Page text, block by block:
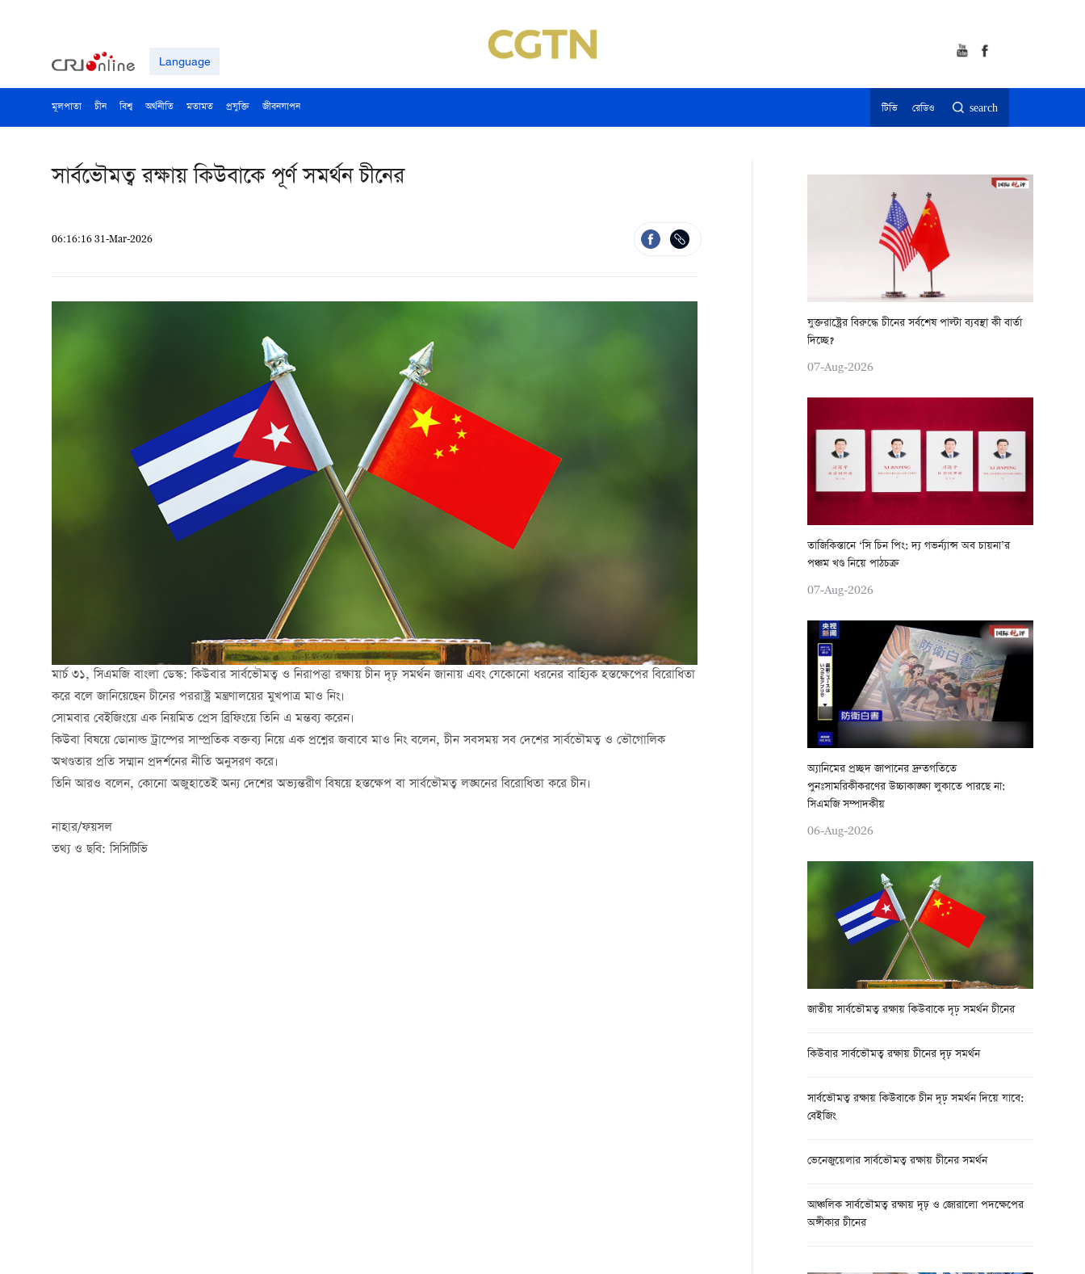
Language
মূলপাতা চীন বিশ্ব অর্থনীতি মতামত প্রযুক্তি জীবনযাপন টিভি রেডিও search
সার্বভৌমত্ব রক্ষায় কিউবাকে পূর্ণ সমর্থন চীনের
06:16:16 31-Mar-2026
মার্চ ৩১, সিএমজি বাংলা ডেস্ক: কিউবার সার্বভৌমত্ব ও নিরাপত্তা রক্ষায় চীন দৃঢ় সমর্থন জানায় এবং যেকোনো ধরনের বাহ্যিক হস্তক্ষেপের বিরোধিতা
করে বলে জানিয়েছেন চীনের পররাষ্ট্র মন্ত্রণালয়ের মুখপাত্রমাও নিং।
সোমবার বেইজিংয়ে এক নিয়মিত প্রেস ব্রিফিংয়ে তিনি এ মন্তব্য করেন।
কিউবা বিষয়েডোনাল্ড ট্রাম্পের সাম্প্রতিক বক্তব্য নিয়ে এক প্রশ্নের জবাবে মাও নিং বলেন, চীন সবসময় সব দেশের সার্বভৌমত্ব ও ভৌগোলিক
অখণ্ডতার প্রতি সম্মান প্রদর্শনের নীতি অনুসরণ করে।
তিনি আরও বলেন, কোনো অজুহাতেই অন্য দেশের অভ্যন্তরীণ বিষয়ে হস্তক্ষেপ বা সার্বভৌমত্ব লঙ্ঘনের বিরোধিতা করে চীন।
নাহার/ফয়সল
তথ্য ও ছবি: সিসিটিভি
যুক্তরাষ্ট্রের বিরুদ্ধে চীনের সর্বশেষ পাল্টা ব্যবস্থা কী বার্তা
দিচ্ছে?
07-Aug-2026
তাজিকিস্তানে ‘সি চিন পিং: দ্য গভর্ন্যান্স অব চায়না’র
পঞ্চম খণ্ড নিয়ে পাঠচক্র
07-Aug-2026
অ্যানিমের প্রচ্ছদ জাপানের দ্রুতগতিতে
পুনঃসামরিকীকরণের উচ্চাকাঙ্ক্ষা লুকাতে পারছে না:
সিএমজি সম্পাদকীয়
06-Aug-2026
জাতীয় সার্বভৌমত্ব রক্ষায় কিউবাকে দৃঢ় সমর্থন চীনের
কিউবার সার্বভৌমত্ব রক্ষায় চীনের দৃঢ় সমর্থন
সার্বভৌমত্ব রক্ষায় কিউবাকে চীন দৃঢ় সমর্থন দিয়ে যাবে:
বেইজিং
ভেনেজুয়েলার সার্বভৌমত্ব রক্ষায় চীনের সমর্থন
আঞ্চলিক সার্বভৌমত্ব রক্ষায় দৃঢ় ও জোরালো পদক্ষেপের
অঙ্গীকার চীনের